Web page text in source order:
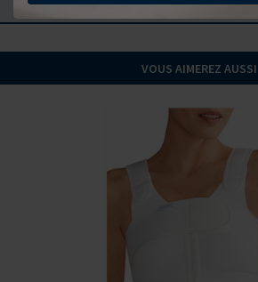
COMMENTAIRES
VOUS AIMEREZ AUSSI